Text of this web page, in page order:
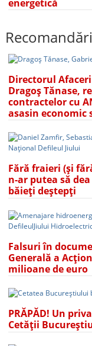
energetică
Recomandări
Directorul
Dragoș Tănase,
contractelor cu
asasin
Fără fraieri (și
n-ar putea să
băieți deștepți
Falsuri în
Generală a
milioane de euro
PRĂPĂD! Un
Cetății